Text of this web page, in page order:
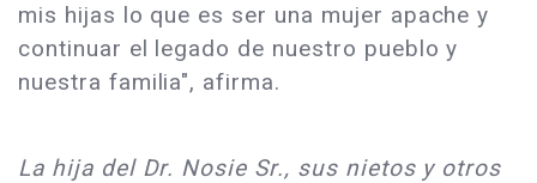
mis hijas lo que es ser una mujer apache y
continuar el legado de nuestro pueblo y
nuestra familia", afirma.
La hija del Dr. Nosie Sr., sus nietos y otros